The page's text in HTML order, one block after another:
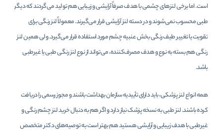
است. اما برخی لنزهای چشمی با هدف صرفاً آرایشی و زیبایی هم تولید می‌گردند که دیگر
طبی محسوب نمی‌شوند و در دسته لنز آرایشی قرار می‌گیرند. معمولاً لنز رنگی برای
تقویت یا تغییر طیف رنگی بخش عنبیه چشم مورد استفاده قرار می‌گیرد. ولی همین لنز
رنگی هم بسته به نوع و هدف مصرف‌کننده، می‌تواند از نوع لنز رنگی طبی یا غیرطبی
باشد.
همه انواع لنز پزشکی، باید دارای تأییدیه سازمان بهداشت باشند و مجوز رسمی را دریافت
کرده باشند. لنز طبی به نسخه پزشک نیاز دارد و اگر هم به دنبال خرید لنز چشم رنگی و
غیرطبی با هدف زیبایی و آرایشی هستید هم بهتر است به توصیه‌های دکتر متخصص